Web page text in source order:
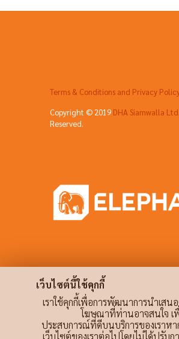
Terms & Conditions and Privacy
Copyright © 2019 DHA Siamwalla Ltd.
Reserved.
เว็บไซต์นี้ใช้คุกกี้
เราใช้คุกกี้เพื่อการพัฒนาการนำเส
โฆษณาที่ท่านอาจสนใจ เ
ประสบการณ์ที่ดีบนบริการของเราห
เว็บไซต์ของเราต่อไปโดยไม่ได้ปรับก